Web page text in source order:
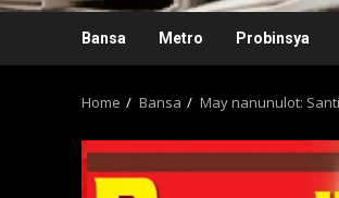
Bansa Metro Probinsya
Home Bansa May nanunulot: